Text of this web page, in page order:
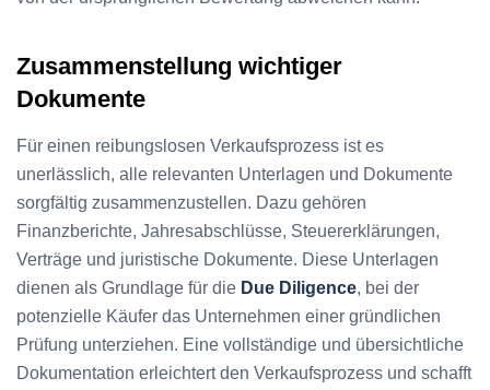
Zusammenstellung wichtiger
Dokumente
Für einen reibungslosen Verkaufsprozess ist es
unerlässlich, alle relevanten Unterlagen und Dokumente
sorgfältig zusammenzustellen. Dazu gehören
Finanzberichte, Jahresabschlüsse, Steuererklärungen,
Verträge und juristische Dokumente. Diese Unterlagen
dienen als Grundlage für die Due Diligence, bei der
potenzielle Käufer das Unternehmen einer gründlichen
Prüfung unterziehen. Eine vollständige und übersichtliche
Dokumentation erleichtert den Verkaufsprozess und schafft